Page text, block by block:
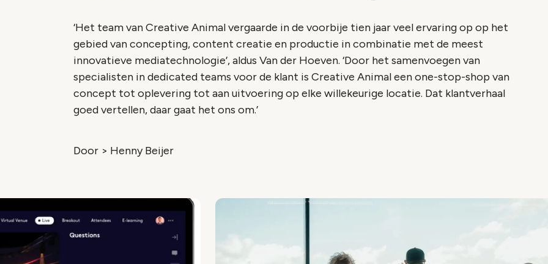
‘Het team van Creative Animal vergaarde in de voorbije tien jaar veel ervaring op op het
gebied van concepting, content creatie en productie in combinatie met de meest
innovatieve mediatechnologie’, aldus Van der Hoeven. ‘Door het samenvoegen van
specialisten in dedicated teams voor de klant is Creative Animal een one-stop-shop van
concept tot oplevering tot aan uitvoering op elke willekeurige locatie. Dat klantverhaal
goed vertellen, daar gaat het ons om.’
Door > Henny Beijer